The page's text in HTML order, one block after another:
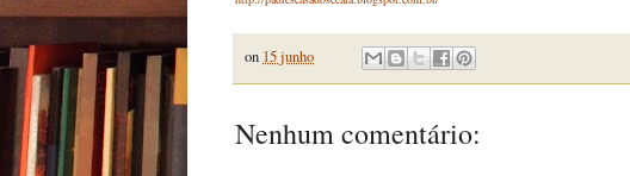
on 15 junho
Nenhum comentário: